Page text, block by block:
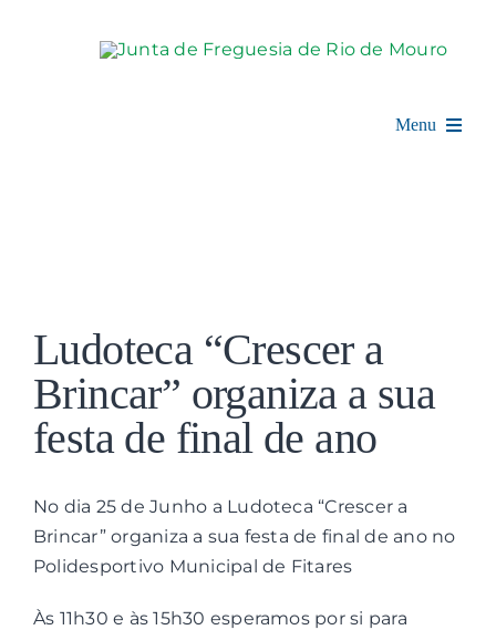
Menu
Balcão Digital
Notícias e Eventos
Contactos
Associações
Larger
Image
Ludoteca “Crescer a
Brincar” organiza a sua
festa de final de ano
No dia 25 de Junho a Ludoteca “Crescer a
Brincar” organiza a sua festa de final de ano no
Polidesportivo Municipal de Fitares
Às 11h30 e às 15h30 esperamos por si para